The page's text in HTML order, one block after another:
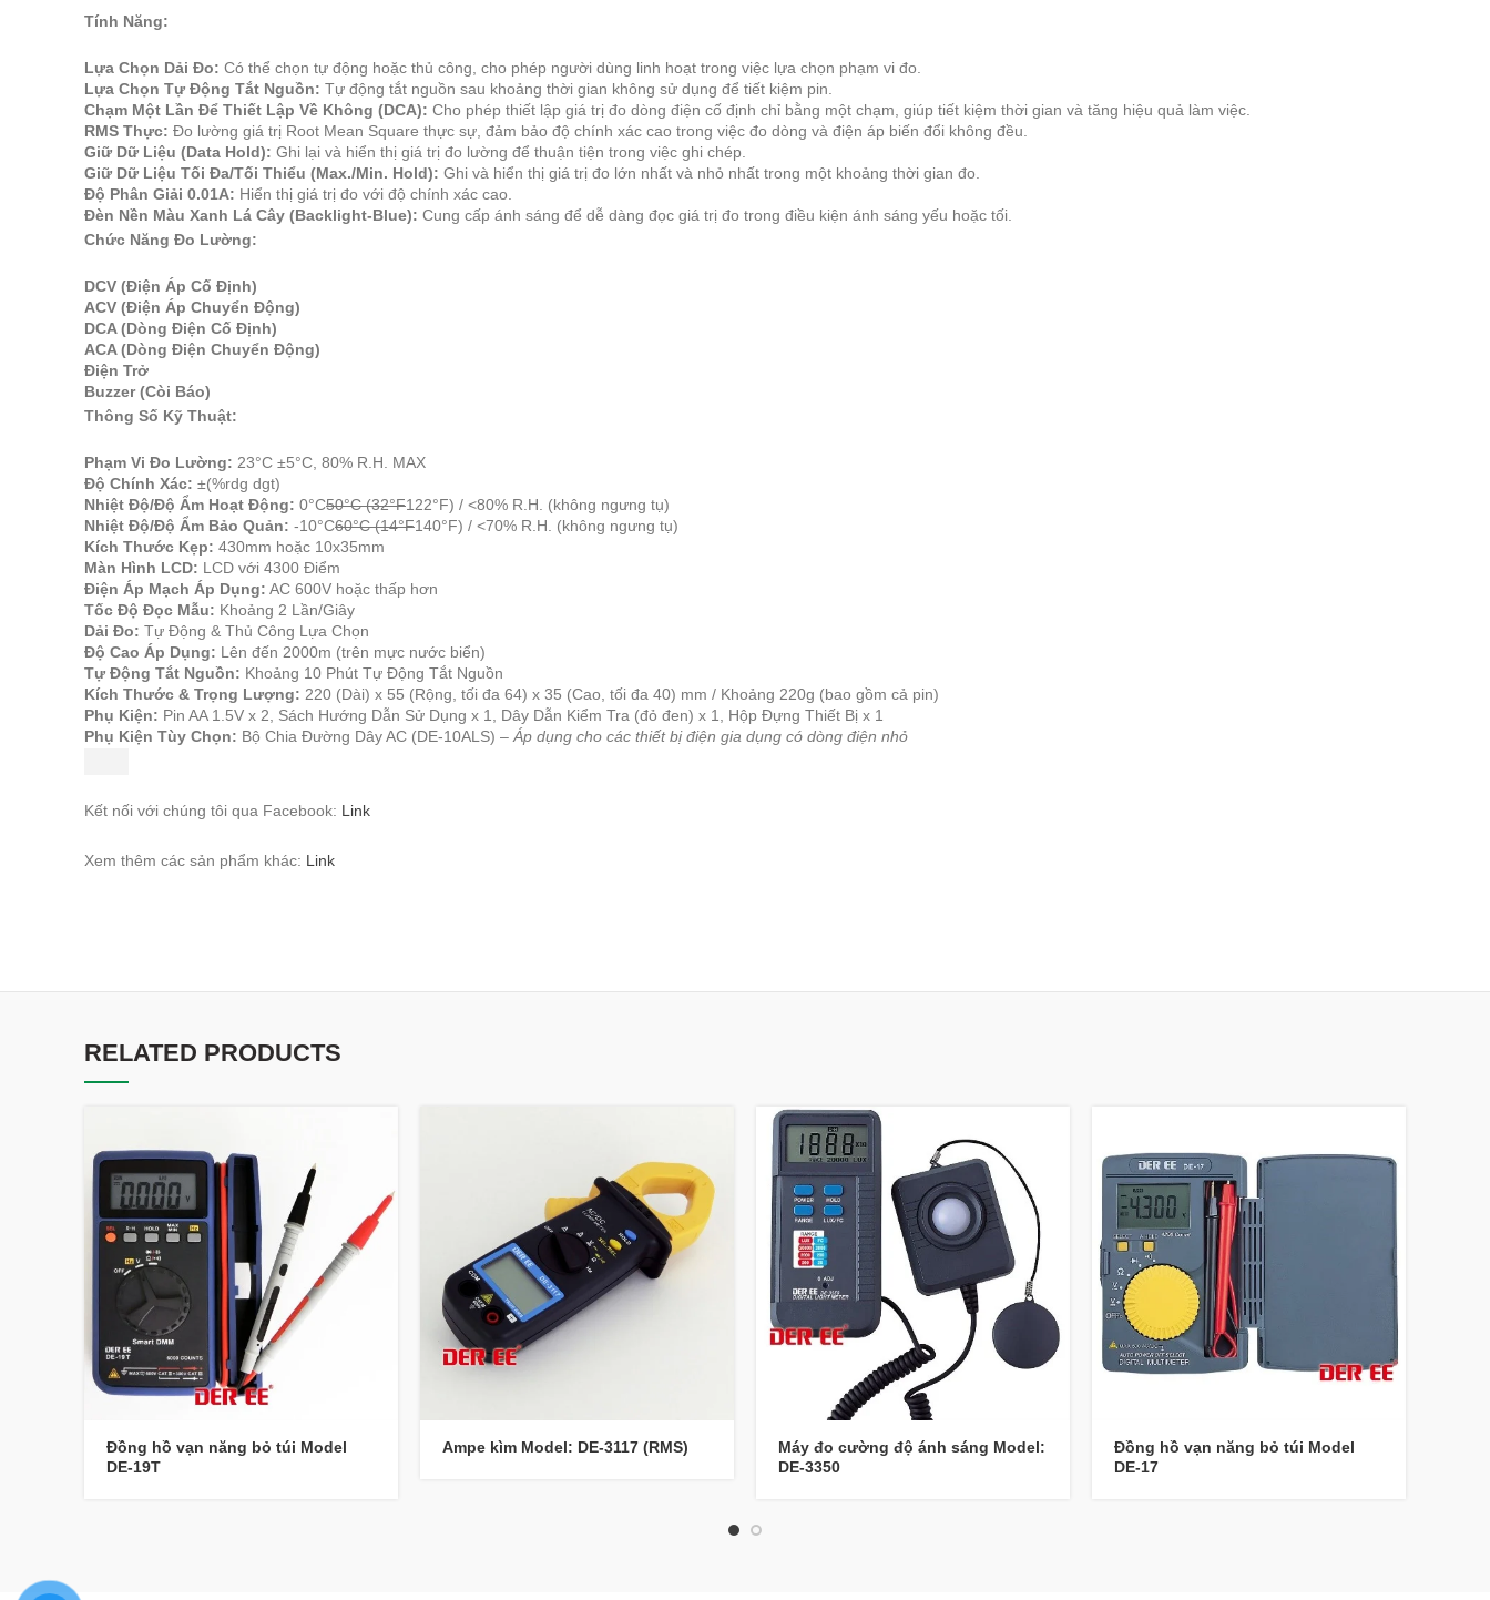
Tính Năng:
Lựa Chọn Dải Đo: Có thể chọn tự động hoặc thủ công, cho phép người dùng linh hoạt trong việc lựa chọn phạm vi đo.
Lựa Chọn Tự Động Tắt Nguồn: Tự động tắt nguồn sau khoảng thời gian không sử dụng để tiết kiệm pin.
Chạm Một Lần Để Thiết Lập Về Không (DCA): Cho phép thiết lập giá trị đo dòng điện cố định chỉ bằng một chạm, giúp tiết kiệm thời gian và tăng hiệu quả làm việc.
RMS Thực: Đo lường giá trị Root Mean Square thực sự, đảm bảo độ chính xác cao trong việc đo dòng và điện áp biến đổi không đều.
Giữ Dữ Liệu (Data Hold): Ghi lại và hiển thị giá trị đo lường để thuận tiện trong việc ghi chép.
Giữ Dữ Liệu Tối Đa/Tối Thiểu (Max./Min. Hold): Ghi và hiển thị giá trị đo lớn nhất và nhỏ nhất trong một khoảng thời gian đo.
Độ Phân Giải 0.01A: Hiển thị giá trị đo với độ chính xác cao.
Đèn Nền Màu Xanh Lá Cây (Backlight-Blue): Cung cấp ánh sáng để dễ dàng đọc giá trị đo trong điều kiện ánh sáng yếu hoặc tối.
Chức Năng Đo Lường:
DCV (Điện Áp Cố Định)
ACV (Điện Áp Chuyển Động)
DCA (Dòng Điện Cố Định)
ACA (Dòng Điện Chuyển Động)
Điện Trở
Buzzer (Còi Báo)
Thông Số Kỹ Thuật:
Phạm Vi Đo Lường: 23°C ±5°C, 80% R.H. MAX
Độ Chính Xác: ±(%rdg dgt)
Nhiệt Độ/Độ Ẩm Hoạt Động: 0°C50°C (32°F122°F) / <80% R.H. (không ngưng tụ)
Nhiệt Độ/Độ Ẩm Bảo Quản: -10°C60°C (14°F140°F) / <70% R.H. (không ngưng tụ)
Kích Thước Kẹp: 430mm hoặc 10x35mm
Màn Hình LCD: LCD với 4300 Điểm
Điện Áp Mạch Áp Dụng: AC 600V hoặc thấp hơn
Tốc Độ Đọc Mẫu: Khoảng 2 Lần/Giây
Dải Đo: Tự Động & Thủ Công Lựa Chọn
Độ Cao Áp Dụng: Lên đến 2000m (trên mực nước biển)
Tự Động Tắt Nguồn: Khoảng 10 Phút Tự Động Tắt Nguồn
Kích Thước & Trọng Lượng: 220 (Dài) x 55 (Rộng, tối đa 64) x 35 (Cao, tối đa 40) mm / Khoảng 220g (bao gồm cả pin)
Phụ Kiện: Pin AA 1.5V x 2, Sách Hướng Dẫn Sử Dụng x 1, Dây Dẫn Kiểm Tra (đỏ đen) x 1, Hộp Đựng Thiết Bị x 1
Phụ Kiện Tùy Chọn: Bộ Chia Đường Dây AC (DE-10ALS) – Áp dụng cho các thiết bị điện gia dụng có dòng điện nhỏ
Kết nối với chúng tôi qua Facebook: Link
Xem thêm các sản phẩm khác: Link
RELATED PRODUCTS
Đồng hồ vạn năng bỏ túi Model
DE-19T
Ampe kìm Model: DE-3117 (RMS)
Máy đo cường độ ánh sáng Model:
DE-3350
Đồng hồ vạn năng bỏ túi Model
DE-17